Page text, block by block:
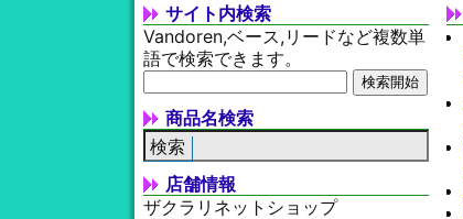
サイト内検索
Vandoren,ベース,リードなど複数単
語で検索できます。
商品名検索
店舗情報
ザクラリネットショップ